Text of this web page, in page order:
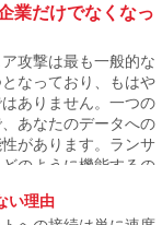
業だけでなくなっ
攻撃は最も一般的な
なっており、もはや
ありません。一つの
あなたのデータへの
があります。ランサ
のように機能するの
点を当てているのか
い理由